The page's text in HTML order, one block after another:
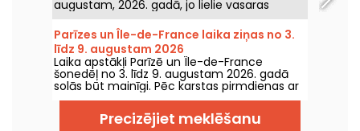
augustam, 2026. gadā, jo lielie vasaras
remontdarbi smagi ietekmē dažas līnijas,
saskaņā ar RATP un SNCF.
Parīzes un Île-de-France laika ziņas no 3.
līdz 9. augustam 2026
Laika apstākļi Parīzē un Île-de-France
šonedēļ no 3. līdz 9. augustam 2026. gadā
solās būt mainīgi. Pēc karstas pirmdienas ar
risku pērkona negaisu temperatūra
pakāpeniski pazemināsies, pirms nedēļas
nogalē atgriezīsies siltāks un saulaināks laiks.
Precizējiet meklēšanu